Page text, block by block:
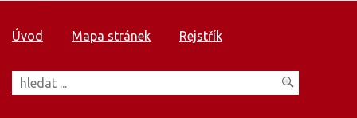
Úvod Mapa stránek Rejstřík